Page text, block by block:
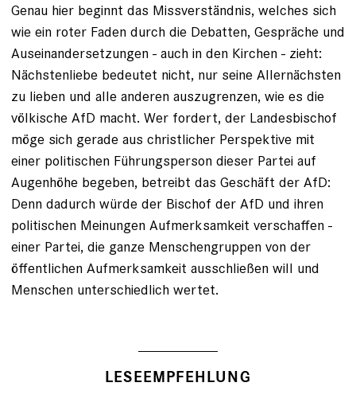
Genau hier beginnt das Missverständnis, welches sich
wie ein roter Faden durch die Debatten, Gespräche und
Auseinandersetzungen - auch in den Kirchen - zieht:
Nächstenliebe bedeutet nicht, nur seine Allernächsten
zu lieben und alle anderen auszugrenzen, wie es die
völkische AfD macht. Wer fordert, der Landesbischof
möge sich gerade aus christlicher Perspektive mit
einer politischen Führungsperson dieser Partei auf
Augenhöhe begeben, betreibt das Geschäft der AfD:
Denn dadurch würde der Bischof der AfD und ihren
politischen Meinungen Aufmerksamkeit verschaffen -
einer Partei, die ganze Menschengruppen von der
öffentlichen Aufmerksamkeit ausschließen will und
Menschen unterschiedlich wertet.
LESEEMPFEHLUNG